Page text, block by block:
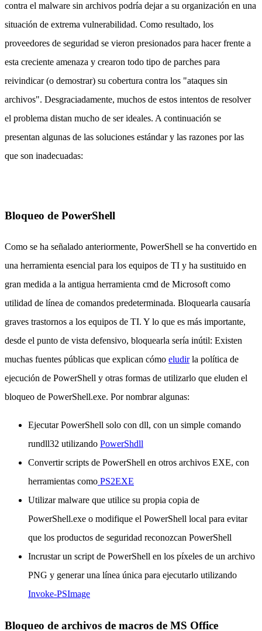
contra el malware sin archivos podría dejar a su organización en una
situación de extrema vulnerabilidad. Como resultado, los
proveedores de seguridad se vieron presionados para hacer frente a
esta creciente amenaza y crearon todo tipo de parches para
reivindicar (o demostrar) su cobertura contra los "ataques sin
archivos". Desgraciadamente, muchos de estos intentos de resolver
el problema distan mucho de ser ideales. A continuación se
presentan algunas de las soluciones estándar y las razones por las
que son inadecuadas:
Bloqueo de PowerShell
Como se ha señalado anteriormente, PowerShell se ha convertido en
una herramienta esencial para los equipos de TI y ha sustituido en
gran medida a la antigua herramienta cmd de Microsoft como
utilidad de línea de comandos predeterminada. Bloquearla causaría
graves trastornos a los equipos de TI. Y lo que es más importante,
desde el punto de vista defensivo, bloquearla sería inútil: Existen
muchas fuentes públicas que explican cómo eludirla política de
ejecución de PowerShell y otras formas de utilizarlo que eluden el
bloqueo de PowerShell.exe. Por nombrar algunas:
Ejecutar PowerShell solo con dll, con un simple comando
rundll32 utilizando PowerShdll
Convertir scripts de PowerShell en otros archivos EXE, con
herramientas como PS2EXE
Utilizar malware que utilice su propia copia de
PowerShell.exe o modifique el PowerShell local para evitar
que los productos de seguridad reconozcan PowerShell
Incrustar un script de PowerShell en los píxeles de un archivo
PNG y generar una línea única para ejecutarlo utilizando
Invoke-PSImage
Bloqueo de archivos de macros de MS Office